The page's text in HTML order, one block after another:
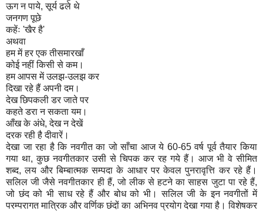
ऊग न पाये, सूर्य ढले थे
जनगण पूछे
कहेंः 'खैर है'
अथवा
हम में हर एक तीसमारखाँ
कोई नहीं किसी से कम।
हम आपस में उलझ-उलझ कर
दिखा रहे हैं अपनी दम।
देख छिपकली डर जाते पर
कहते डरा न सकता यम।
आँख के अंधे, देख न देखें
दरक रही है दीवारें।
देखा जा रहा है कि नवगीत का जो साँचा आज ये 60-65 वर्ष पूर्व तैयार किया
गया था, कुछ नवगीतकार उसी से चिपक कर रह गये हैं। आज भी वे सीमित
शब्द, लय और बिम्बात्मक सम्पदा के आधार पर केवल पुनरावृत्ति कर रहे हैं।
सलिल जी जैसे नवगीतकार ही हैं, जो लीक से हटने का साहस जुटा पा रहे हैं,
जो छंद को भी साध रहे हैं और बोध को भी। सलिल जी के इन नवगीतों में
परम्परागत मात्रिक और वर्णिक छंदों का अभिनव प्रयोग देखा गया है। विशेषकर